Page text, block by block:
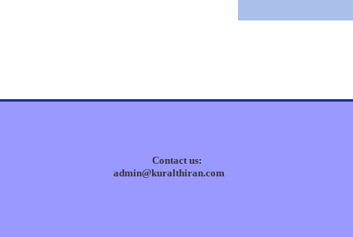
Contact us:
admin@kuralthiran.com